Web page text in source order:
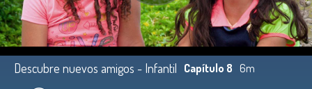
Descubre nuevos amigos - Infantil Capítulo 8 6m